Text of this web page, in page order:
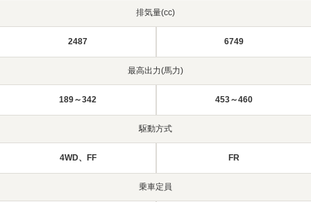
排気量(cc)
2487 6749
最高出力(馬力)
189～342 453～460
駆動方式
4WD、FF FR
乗車定員